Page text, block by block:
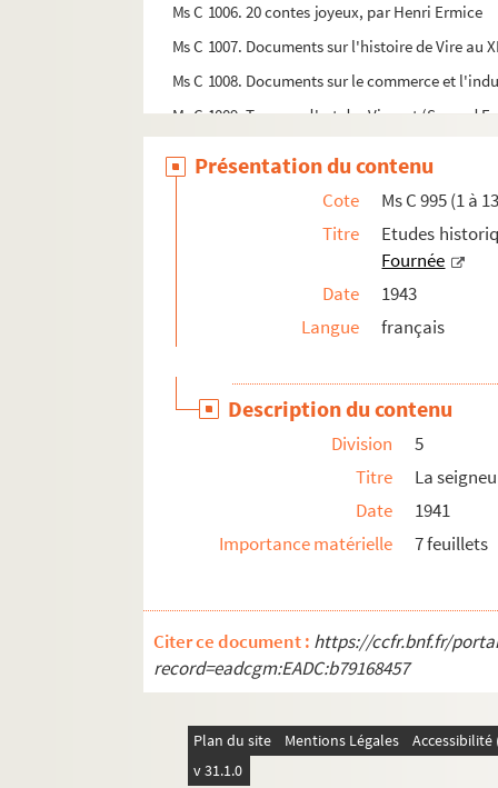
Ms C 1006. 20 contes joyeux, par Henri Ermice
Ms C 1007. Documents sur l'histoire de Vire au
Ms C 1008. Documents sur le commerce et
Ms C 1009. Travaux d'art des Vimont (Second
Ms C 1010 (2). Documents sur l'histoire locale,
Ms C 1011. Révolution française : cartes
Ms C 1012. Cartes imprimées : carte pour la
Ms C 1013. Papier-monnaie
Ms C 1015. Notes d'histoire du canton
Ms C 1016. Généalogies, notes d'histoire sur
Ms C 1018. Notes d'histoire du canton de Vire,
Ms C 1022 (1 à 4). Documents sur l'histoire
Ms C 1023 (1 à 3). Documents sur l'histoire de
Ms C 1025 (1 et 2). Documents sur la Basse-
Ms C 1026. Etudes diverses, sujets
Présentation du contenu
Cote
Ms C 995 (1 à
Titre
Etudes
Fournée
Date
1943
Langue
français
Description du contenu
Division
5
Titre
La
Date
1941
Importance matérielle
7 feuillets
Citer ce document : https://ccfr.bnf.fr/
record=eadcgm:EADC:b79168457
Plan du site Mentions Légales
v 31.1.0